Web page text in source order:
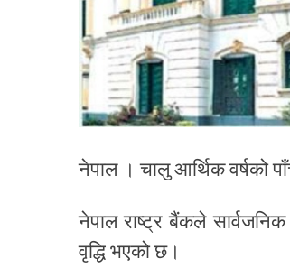
नेपाल । चालु आर्थिक वर्षको
नेपाल राष्ट्र बैंकले
वृद्धि भएको छ।